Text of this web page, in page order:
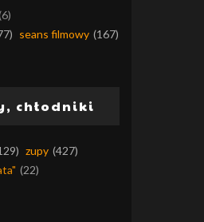
seans filmowy (167)
chłodniki
zupy (427)
(22)